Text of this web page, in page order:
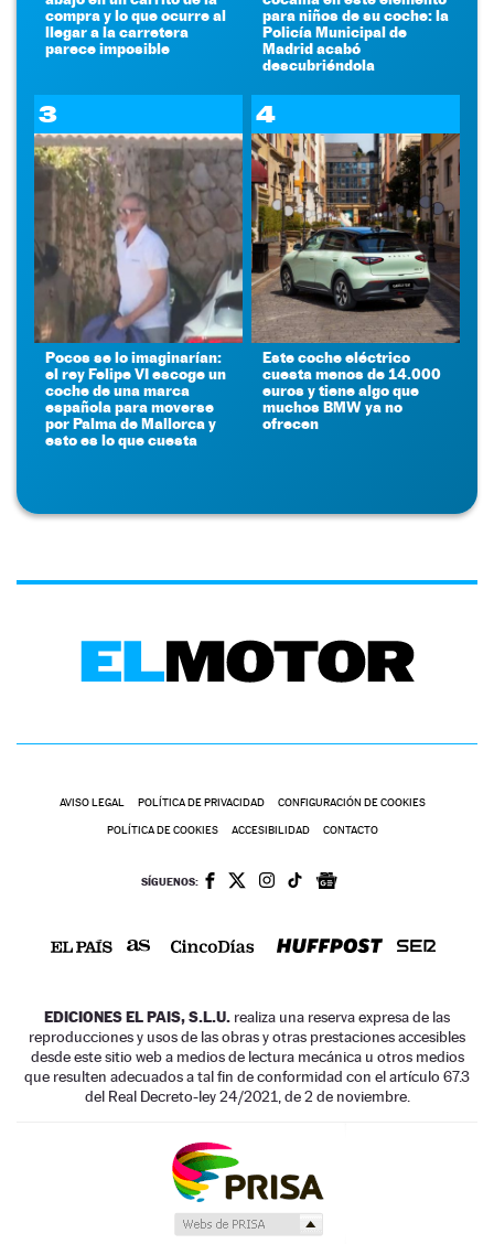
compra y lo que ocurre al
llegar a la carretera
parece imposible
para niños de su coche: la
Policía Municipal de
Madrid acabó
descubriéndola
3
Pocos se lo imaginarían:
el rey Felipe VI escoge un
coche de una marca
española para moverse
por Palma de Mallorca y
esto es lo que cuesta
4
Este coche eléctrico
cuesta menos de 14.000
euros y tiene algo que
muchos BMW ya no
ofrecen
AVISO LEGAL POLÍTICA DE PRIVACIDAD CONFIGURACIÓN DE COOKIES
POLÍTICA DE COOKIES ACCESIBILIDAD CONTACTO
SÍGUENOS:
EDICIONES EL PAIS, S.L.U. realiza una reserva expresa de las
reproducciones y usos de las obras y otras prestaciones accesibles
desde este sitio web a medios de lectura mecánica u otros medios
que resulten adecuados a tal fin de conformidad con el artículo 67.3
del Real Decreto-ley 24/2021, de 2 de noviembre.